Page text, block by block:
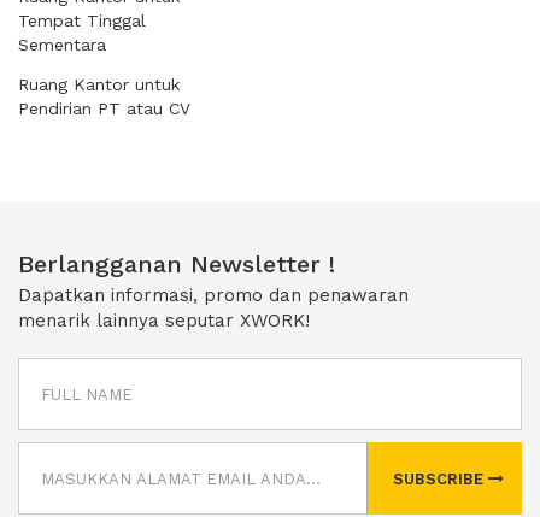
Tempat Tinggal
Sementara
Ruang Kantor untuk
Pendirian PT atau CV
Berlangganan Newsletter !
Dapatkan informasi, promo dan penawaran
menarik lainnya seputar XWORK!
SUBSCRIBE